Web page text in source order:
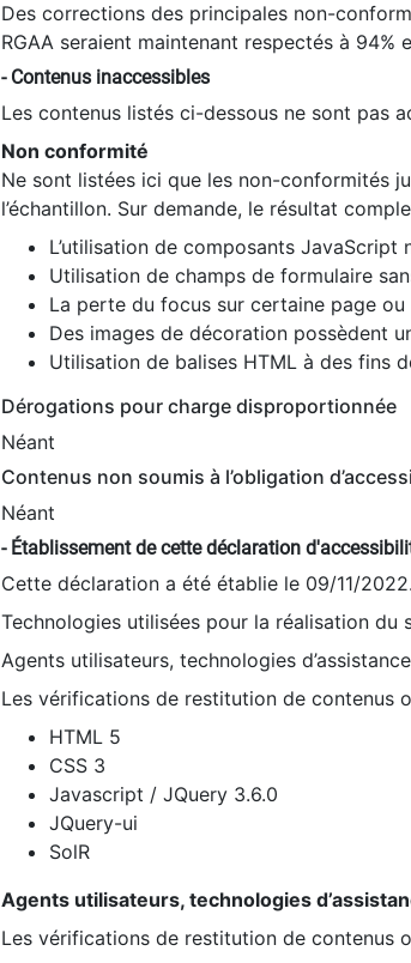
Des corrections des principales non-
RGAA seraient maintenant respectés à
- Contenus inaccessibles
Les contenus listés ci-dessous ne sont pas
Non conformité
Ne sont listées ici que les non-conformités
l’échantillon. Sur demande, le résultat
L’utilisation de composants JavaScript
Utilisation de champs de formulaire
La perte du focus sur certaine page
Des images de décoration possèdent
Utilisation de balises HTML à des fins
Dérogations pour charge disproportionnée
Néant
Contenus non soumis à l’obligation
Néant
- Établissement de cette déclaration
Cette déclaration a été établie le 09/11/
Technologies utilisées pour la réalisation du
Agents utilisateurs, technologies
Les vérifications de restitution de contenus
HTML 5
CSS 3
Javascript / JQuery 3.6.0
JQuery-ui
SolR
Agents utilisateurs, technologies
Les vérifications de restitution de contenus